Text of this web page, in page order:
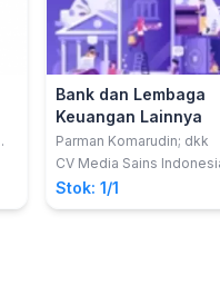
Bank dan Lembaga
Keuangan Lainnya
Parman Komarudin; dkk
CV Media Sains
Stok: 1/1